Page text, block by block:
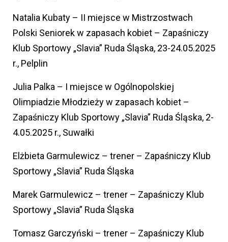
Natalia Kubaty – II miejsce w Mistrzostwach
Polski Seniorek w zapasach kobiet – Zapaśniczy
Klub Sportowy „Slavia” Ruda Śląska, 23-24.05.2025
r., Pelplin
Julia Palka – I miejsce w Ogólnopolskiej
Olimpiadzie Młodzieży w zapasach kobiet –
Zapaśniczy Klub Sportowy „Slavia” Ruda Śląska, 2-
4.05.2025 r., Suwałki
Elżbieta Garmulewicz – trener – Zapaśniczy Klub
Sportowy „Slavia” Ruda Śląska
Marek Garmulewicz – trener – Zapaśniczy Klub
Sportowy „Slavia” Ruda Śląska
Tomasz Garczyński – trener – Zapaśniczy Klub